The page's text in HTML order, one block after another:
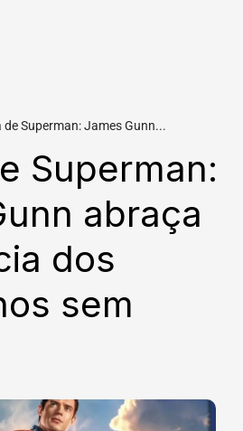
de Superman: James Gunn...
Superman:
abraça
dos
sem